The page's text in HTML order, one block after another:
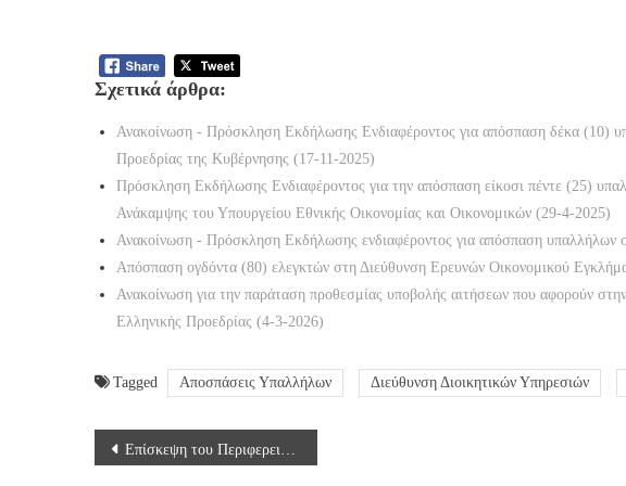
Σχετικά άρθρα:
Ανακοίνωση - Πρόσκληση Εκδήλωσης Ενδιαφέροντος για απόσπαση δέκα (10)
Προεδρίας της Κυβέρνησης (17-11-2025)
Πρόσκληση Εκδήλωσης Ενδιαφέροντος για την απόσπαση είκοσι πέντε (25)
Ανάκαμψης του Υπουργείου Εθνικής Οικονομίας και Οικονομικών (29-4-2025)
Ανακοίνωση - Πρόσκληση Εκδήλωσης ενδιαφέροντος για απόσπαση
Απόσπαση ογδόντα (80) ελεγκτών στη Διεύθυνση Ερευνών Οικονομικού
Ανακοίνωση για την παράταση προθεσμίας υποβολής αιτήσεων που αφορούν
Ελληνικής Προεδρίας (4-3-2026)
Tagged Αποσπάσεις Υπαλλήλων Διεύθυνση Διοικητικών Υπηρεσιών
Πλοήγηση
άρθρων
Επίσκεψη του Περιφερειάρχη κ. Αμανατίδη και των Αντιπεριφερειάρχων κ. Σαββόπουλου και κ. Χαρούμενου στη ΓΕΟΚ